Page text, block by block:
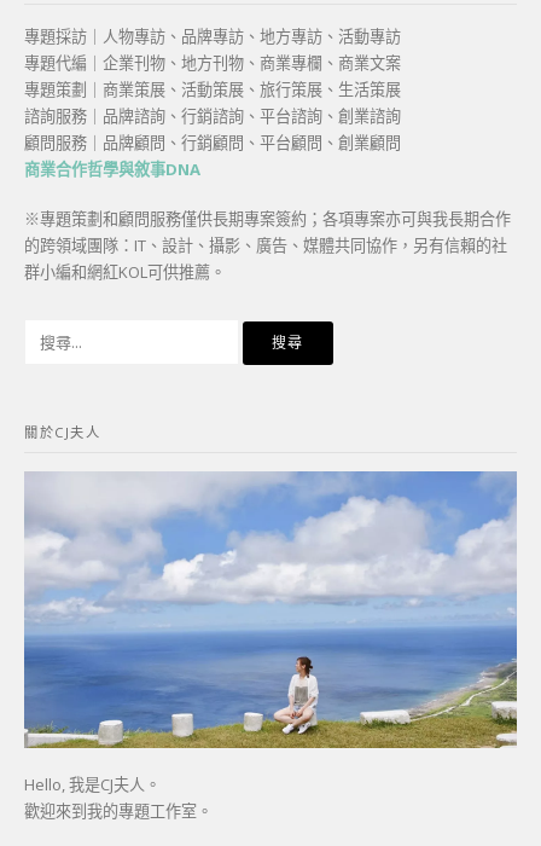
專題採訪｜人物專訪、品牌專訪、地方專訪、活動專訪
專題代編｜企業刊物、地方刊物、商業專欄、商業文案
專題策劃｜商業策展、活動策展、旅行策展、生活策展
諮詢服務｜品牌諮詢、行銷諮詢、平台諮詢、創業諮詢
顧問服務｜品牌顧問、行銷顧問、平台顧問、創業顧問
商業合作哲學與敘事DNA
※專題策劃和顧問服務僅供長期專案簽約；各項專案亦可與我長期合作
的跨領域團隊：IT、設計、攝影、廣告、媒體共同協作，另有信賴的社
群小編和網紅KOL可供推薦。
字:
關於CJ夫人
Hello, 我是CJ夫人。
歡迎來到我的專題工作室。